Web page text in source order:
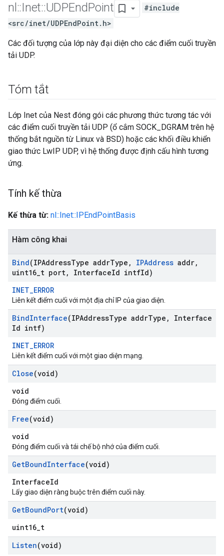
nl ::Inet::UDPEndPoint
#include
<src/inet/UDPEndPoint.h>
Các đối tượng của lớp này đại diện cho các điểm cuối truyền
tải UDP.
Tóm tắt
Lớp Inet của Nest đóng gói các phương thức tương tác với
các điểm cuối truyền tải UDP (ổ cắm SOCK_DGRAM trên hệ
thống bắt nguồn từ Linux và BSD) hoặc các khối điều khiển
giao thức LwIP UDP, vì hệ thống được định cấu hình tương
ứng.
Tính kế thừa
Kế thừa từ: nl::Inet::IPEndPointBasis
Hàm công khai
Bind(IPAddressType addrType , IPAddress addr,
uint16 t port, InterfaceId intfId)
INET_ERROR
Liên kết điểm cuối với một địa chỉ IP của giao diện.
BindInterface(IPAddressType addrType ,
Interface
Id intf)
INET_ERROR
Liên kết điểm cuối với một giao diện mạng.
Close(void)
void
Đóng điểm cuối.
Free(void)
void
Đóng điểm cuối và tái chế bộ nhớ của điểm cuối.
GetBoundInterface(void)
InterfaceId
Lấy giao diện ràng buộc trên điểm cuối này.
GetBoundPort(void)
uint16_t
Listen(void)